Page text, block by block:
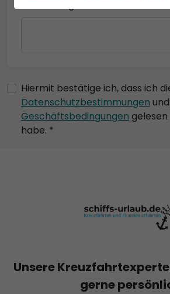
Hiermit bestätige ich, dass ich
Datenschutzbestimmungen
Geschäftsbedingungen
habe. *
Unsere
gerne